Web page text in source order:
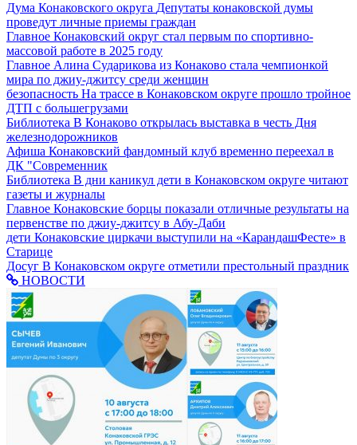
Дума Конаковского округа Депутаты конаковской думы
проведут личные приемы граждан
Главное Конаковский округ стал первым по спортивно-
массовой работе в 2025 году
Главное Алина Сударикова из Конаково стала чемпионкой
мира по джиу-джитсу среди женщин
безопасность На трассе в Конаковском округе прошло тройное
ДТП с большегрузами
Библиотека В Конаково открылась выставка в честь Дня
железнодорожников
Афиша Конаковский фандомный клуб временно переехал в
ДК "Современник
Библиотека В дни каникул дети в Конаковском округе читают
газеты и журналы
Главное Конаковские борцы показали отличные результаты на
первенстве по джиу-джитсу в Абу-Даби
дети Конаковские циркачи выступили на «КарандашФесте» в
Старице
Досуг В Конаковском округе отметили престольный праздник
НОВОСТИ